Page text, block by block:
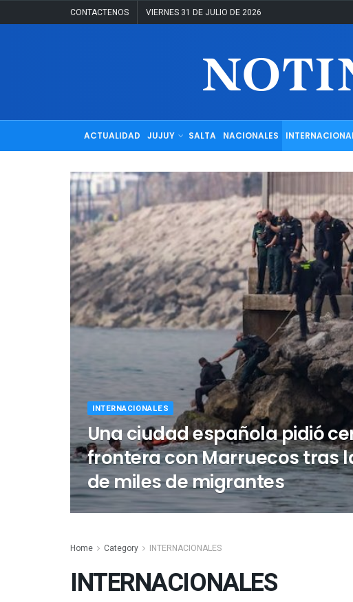
CONTACTENOS VIERNES 31 DE JULIO DE 2026
ACTUALIDAD JUJUY SALTA NACIONALES
INTERNACIONALES
Una ciudad española pidió
frontera con Marruecos tras
de miles de migrantes
Home Category INTERNACIONALES
INTERNACIONALES